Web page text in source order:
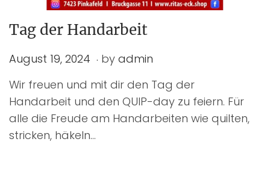
Tag der Handarbeit
P
s
t
e
d
August 19, 2024 A
g
u
s
t
. by admin
Wir freuen und mit dir den Tag der
Handarbeit und den QUIP-day zu feiern. Für
alle die Freude am Handarbeiten wie quilten,
stricken, häkeln…